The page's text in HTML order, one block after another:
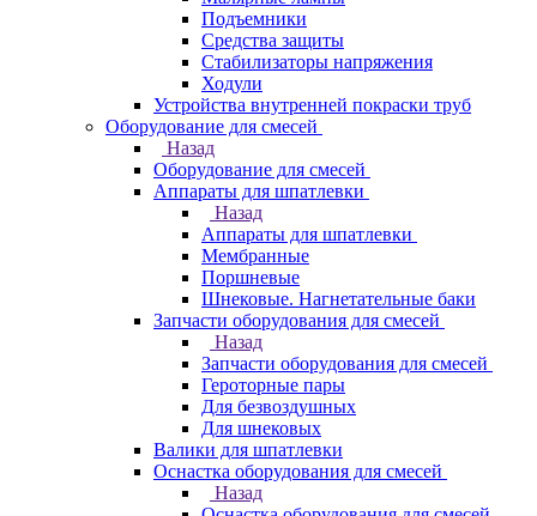
Подъемники
Средства защиты
Стабилизаторы напряжения
Ходули
Устройства внутренней покраски труб
Оборудование для смесей
Назад
Оборудование для смесей
Аппараты для шпатлевки
Назад
Аппараты для шпатлевки
Мембранные
Поршневые
Шнековые. Нагнетательные баки
Запчасти оборудования для смесей
Назад
Запчасти оборудования для смесей
Героторные пары
Для безвоздушных
Для шнековых
Валики для шпатлевки
Оснастка оборудования для смесей
Назад